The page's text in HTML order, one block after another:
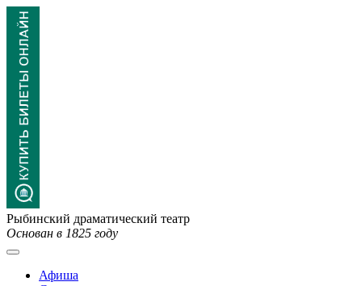
Рыбинский драматический театр
Основан в 1825 году
Афиша